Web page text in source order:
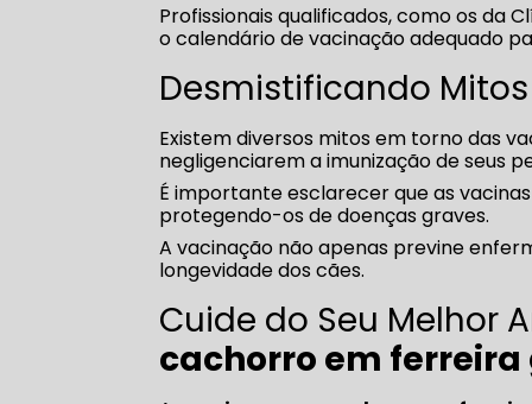
Profissionais qualificados, como os da
o calendário de vacinação adequado
Desmistificando
Existem diversos mitos em torno das
negligenciarem a imunização de seus
É importante esclarecer que as
protegendo-os de doenças graves.
A vacinação não apenas previne
longevidade dos cães.
Cuide do Seu Melhor
cachorro em ferreira